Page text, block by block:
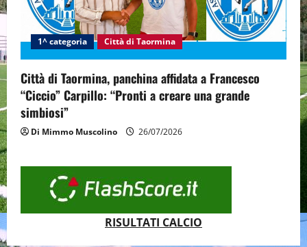
1^ categoria Città di Taormina
Città di Taormina, panchina affidata a Francesco
“Ciccio” Carpillo: “Pronti a creare una grande
simbiosi”
Di Mimmo Muscolino 26/07/2026
RISULTATI CALCIO